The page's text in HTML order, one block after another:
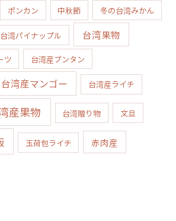
ポンカン 中秋節 冬の台湾みかん
台湾パイナップル 台湾果物
ツ 台湾産ブンタン
台湾産マンゴー 台湾産ライチ
産果物 台湾贈り物 文旦
玉荷包ライチ 赤肉産